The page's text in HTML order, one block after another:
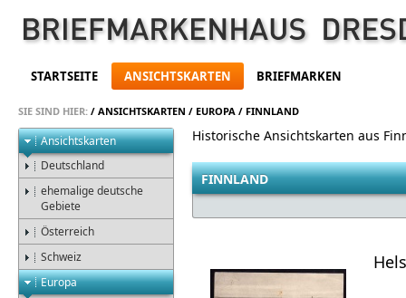
STARTSEITE ANSICHTSKARTEN BRIEFMARKEN
SIE SIND HIER: / ANSICHTSKARTEN / EUROPA / FINNLAND
Ansichtskarten
Deutschland
ehemalige deutsche
Gebiete
Österreich
Schweiz
Europa
Historische Ansichtskarten aus
FINNLAND